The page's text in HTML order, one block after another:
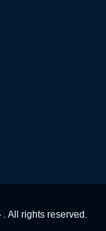
All rights reserved.